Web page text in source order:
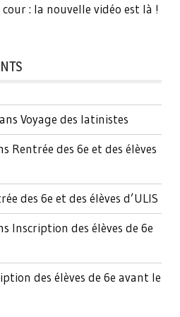
: la nouvelle vidéo est là !
Voyage des latinistes
Rentrée des 6e et des élèves
des 6e et des élèves d’ULIS
Inscription des élèves de 6e
des élèves de 6e avant le